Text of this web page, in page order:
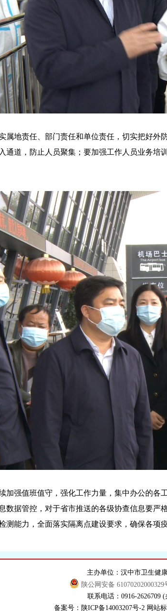
地责任、部门责任和单位责任，切实把好外
通道，防止人员聚集；要加强工作人员业务
强值班值守，强化工作力量，集中办公的各
数据管控，对于省市推送的各级协查信息要
测能力，全面落实隔离点建设要求，确保各项
主办单位：汉中市卫生健
陕公网安备 61070202000329
联系电话：0916-2626709
备案号：陕ICP备14003207号-2 网站